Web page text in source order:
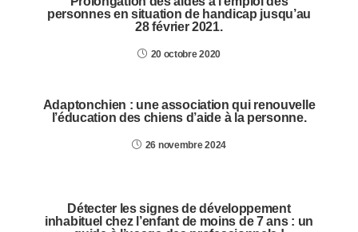
personnes en situation de handicap jusqu’au
28 février 2021.
20 octobre 2020
Adaptonchien : une association qui renouvelle
l’éducation des chiens d’aide à la personne.
26 novembre 2024
Détecter les signes de développement
inhabituel chez l’enfant de moins de 7 ans : un